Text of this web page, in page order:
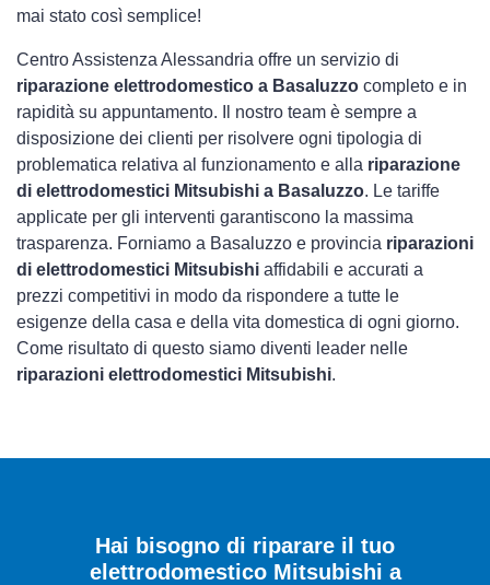
mai stato così semplice!
Centro Assistenza Alessandria offre un servizio di
riparazione elettrodomestico a Basaluzzo completo e in
rapidità su appuntamento. Il nostro team è sempre a
disposizione dei clienti per risolvere ogni tipologia di
problematica relativa al funzionamento e alla riparazione
di elettrodomestici Mitsubishi a Basaluzzo. Le tariffe
applicate per gli interventi garantiscono la massima
trasparenza. Forniamo a Basaluzzo e provincia riparazioni
di elettrodomestici Mitsubishi affidabili e accurati a
prezzi competitivi in modo da rispondere a tutte le
esigenze della casa e della vita domestica di ogni giorno.
Come risultato di questo siamo diventi leader nelle
riparazioni elettrodomestici Mitsubishi.
Hai bisogno di riparare il tuo
elettrodomestico Mitsubishi a